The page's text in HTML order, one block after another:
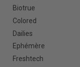
Biotrue
Colored
Dailies
Ephémère
Freshtech